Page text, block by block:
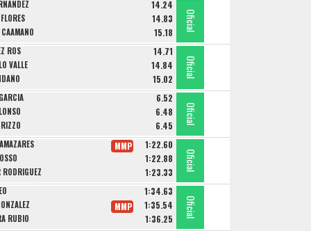
14.24
Oficial
14.83 Oficial
15.18
Oficial
ROS 14.71
Oficial
VALLE 14.84 Oficial
15.02
Oficial
6.52
Oficial
6.48 Oficial
6.45
Oficial
1:22.60
MMP
Oficial
1:22.88 Oficial
1:23.33
Oficial
1:34.63
Oficial
1:35.54
MMP Oficial
RUBIO 1:36.25
Oficial